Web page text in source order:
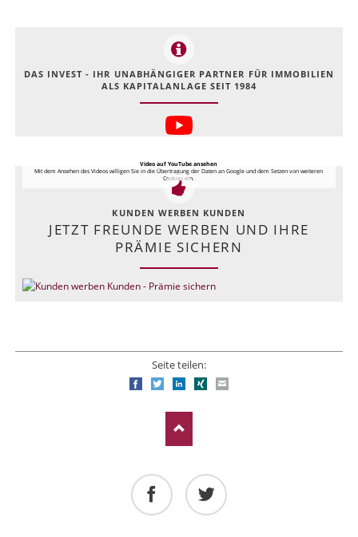
DAS INVEST - IHR UNABHÄNGIGER PARTNER FÜR IMMOBILIEN
ALS KAPITALANLAGE SEIT 1984
Video auf YouTube ansehen
Mit dem Ansehen des Videos willigen Sie in die Übertragung der Daten an Google und dem Setzen von weiteren
Cookies ein.
KUNDEN WERBEN KUNDEN
JETZT FREUNDE WERBEN UND IHRE
PRÄMIE SICHERN
Seite teilen:
FacebookTwitterLinkedIn
Xing